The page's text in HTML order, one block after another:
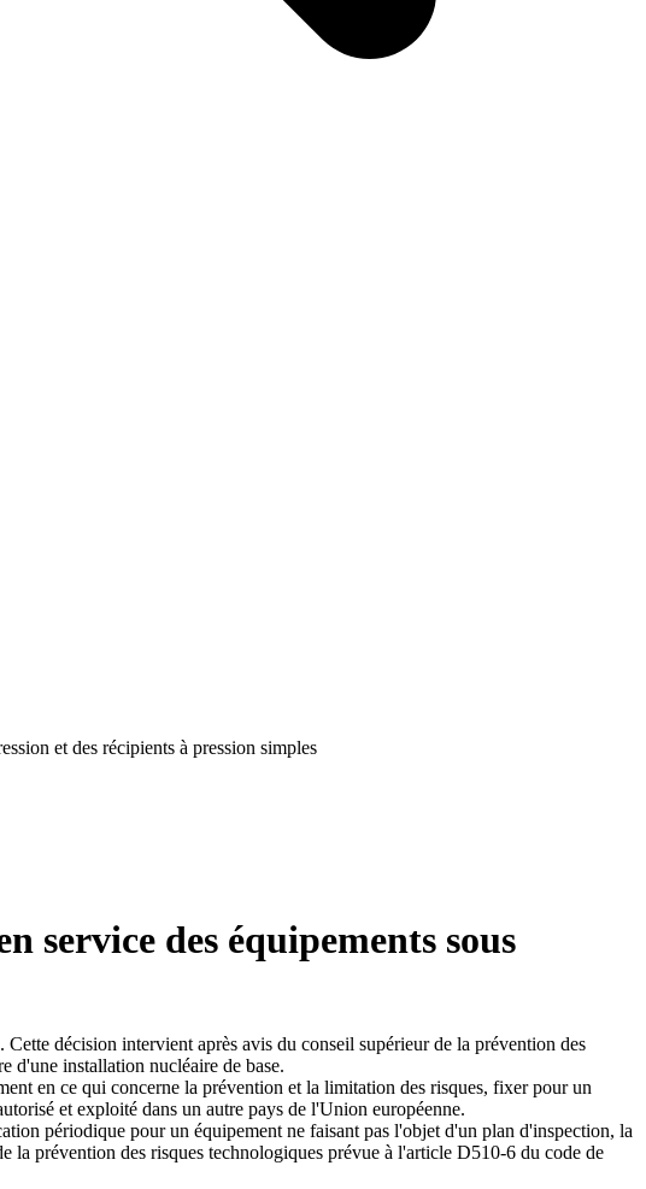
et des récipients à pression simples
service des équipements sous
décision intervient après avis du conseil supérieur de la prévention des
d'une installation nucléaire de base.
en ce qui concerne la prévention et la limitation des risques, fixer pour un
et exploité dans un autre pays de l'Union européenne.
périodique pour un équipement ne faisant pas l'objet d'un plan d'inspection, la
la prévention des risques technologiques prévue à l'article D510-6 du code de